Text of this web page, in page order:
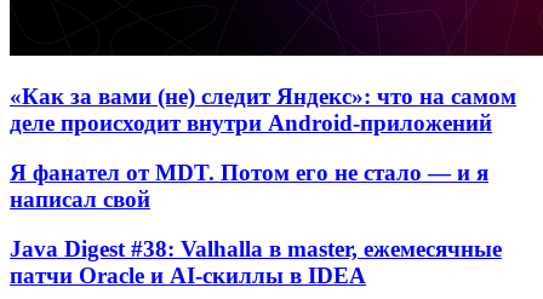
«Как за вами (не) следит Яндекс»: что на самом
деле происходит внутри Android-приложений
Я фанател от MDT. Потом его не стало — и я
написал свой
Java Digest #38: Valhalla в master, ежемесячные
патчи Oracle и AI-скиллы в IDEA